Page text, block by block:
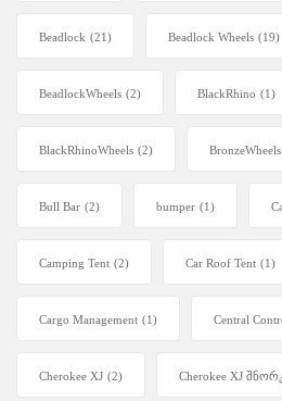
Beadlock (21) Beadlock Wheels (19)
BeadlockWheels (2) BlackRhino (1)
BlackRhinoWheels (2) BronzeWheels
Bull Bar (2) bumper (1)
Camping Tent (2) Car Roof Tent (1)
Cargo Management (1) Central
Cherokee XJ (2) Cherokee XJ